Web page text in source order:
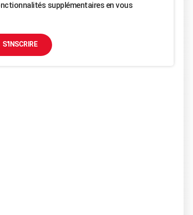
supplémentaires en vous
S'INSCRIRE